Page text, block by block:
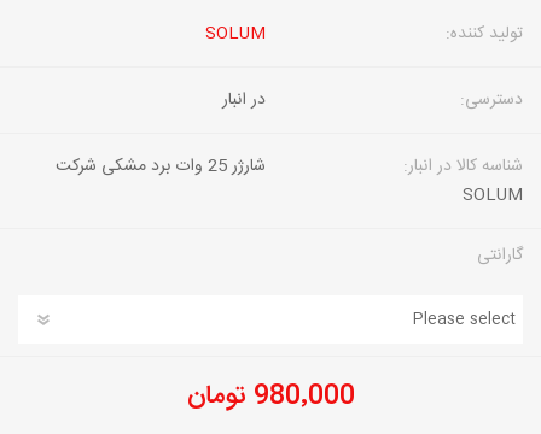
تولید کننده: SOLUM
دسترسی: در انبار
شناسه کالا در انبار:
شارژر 25 وات برد مشکی شرکت
SOLUM
گارانتی
980٬000 تومان